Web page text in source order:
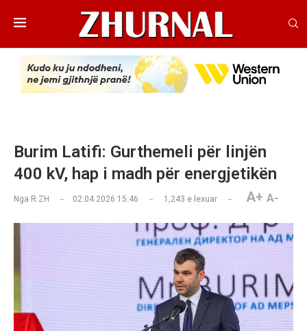
Burim Latifi: Gurthemeli për linjën
400 kV, hap i madh për energjetikën
Nga R.ZH 02.04.2026 15:46 1,243 e lexuar A+ A-